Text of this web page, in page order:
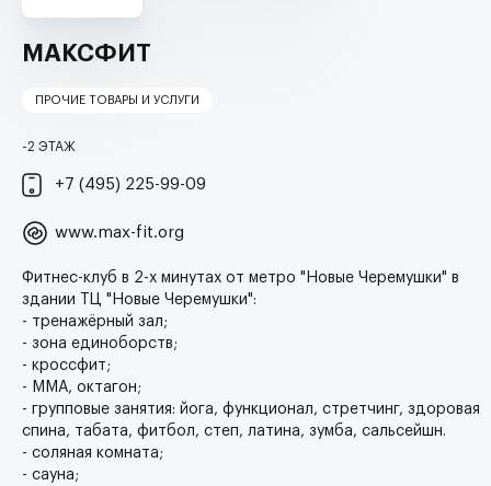
Детские товары
Прочие товары и услуги
Хобби и отдых
Туроператоры
Банки
Аксессуары
МАКСФИТ
ПРОЧИЕ ТОВАРЫ И УСЛУГИ
-2 ЭТАЖ
+7 (495) 225-99-09
www.max-fit.org
Фитнес-клуб в 2-х минутах от метро "Новые Черемушки" в
здании ТЦ "Новые Черемушки":
- тренажёрный зал;
- зона единоборств;
- кроссфит;
- ММА, октагон;
- групповые занятия: йога, функционал, стретчинг, здоровая
спина, табата, фитбол, степ, латина, зумба, сальсейшн.
- соляная комната;
- сауна;